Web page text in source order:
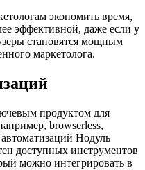
экономить время,
эффективной, даже если у
становятся мощным
маркетолога.
продуктом для
browserless,
Нодуль
доступных инструментов
можно интегрировать в